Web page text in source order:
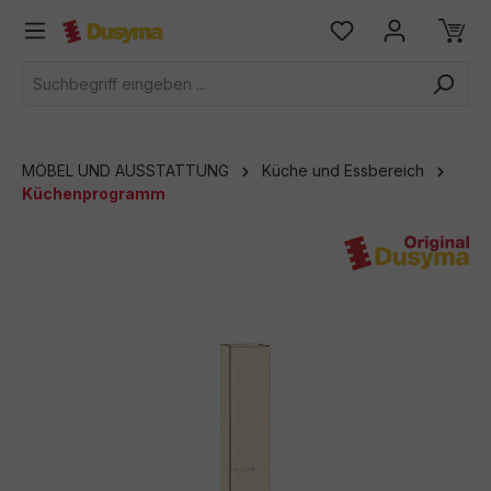
springen
MÖBEL UND AUSSTATTUNG
Küche und Essbereich
Küchenprogramm